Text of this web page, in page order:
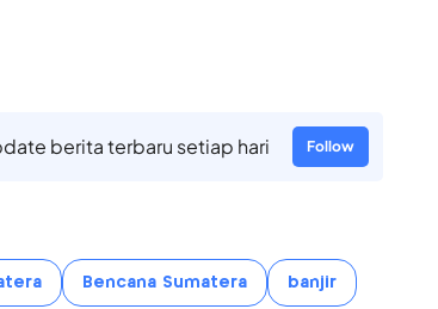
berita terbaru setiap hari Follow
Bencana Sumatera banjir